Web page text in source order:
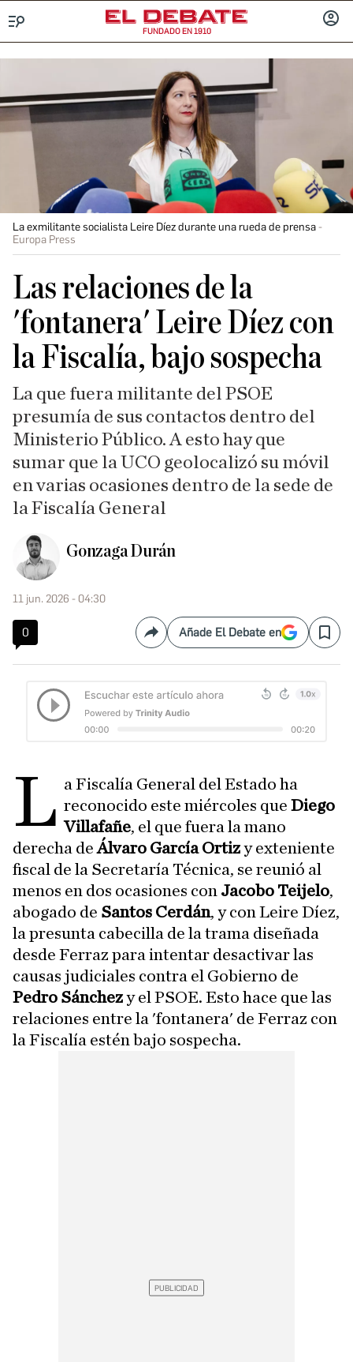
FUNDADO EN 1910
La exmilitante socialista Leire Díez durante una rueda de prensa
Europa Press
Las relaciones de la
'fontanera' Leire Díez con
la Fiscalía, bajo sospecha
La que fuera militante del PSOE
presumía de sus contactos dentro del
Ministerio Público. A esto hay que
sumar que la UCO geolocalizó su móvil
en varias ocasiones dentro de la sede de
la Fiscalía General
Gonzaga Durán
11 jun. 2026 - 04:30
0 CompartirAñade El Debate en Save
L a Fiscalía General del Estado ha
reconocido este miércoles queDiego
Villafañe, el que fuera la mano
derecha deÁlvaro García Ortizy exteniente
fiscal de la Secretaría Técnica, se reunió al
menos en dos ocasiones con Jacobo Teijelo,
abogado de Santos Cerdán, y con Leire Díez,
la presunta cabecilla de la trama diseñada
desde Ferraz para intentar desactivar las
causas judiciales contra el Gobierno de
Pedro Sánchezy el PSOE. Esto hace que las
relaciones entre la 'fontanera' de Ferraz con
la Fiscalía estén bajo sospecha.